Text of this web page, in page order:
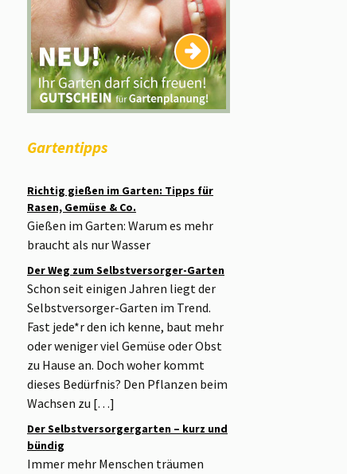
Gartentipps
Richtig gießen im Garten: Tipps für
Rasen, Gemüse & Co.
Gießen im Garten: Warum es mehr
braucht als nur Wasser
Der Weg zum Selbstversorger-Garten
Schon seit einigen Jahren liegt der
Selbstversorger-Garten im Trend.
Fast jede*r den ich kenne, baut mehr
oder weniger viel Gemüse oder Obst
zu Hause an. Doch woher kommt
dieses Bedürfnis? Den Pflanzen beim
Wachsen zu […]
Der Selbstversorgergarten – kurz und
bündig
Immer mehr Menschen träumen